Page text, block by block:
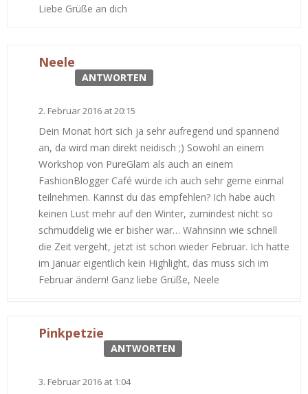
Liebe Grüße an dich
Neele
ANTWORTEN
2. Februar 2016 at 20:15
Dein Monat hört sich ja sehr aufregend und spannend
an, da wird man direkt neidisch ;) Sowohl an einem
Workshop von PureGlam als auch an einem
FashionBlogger Café würde ich auch sehr gerne einmal
teilnehmen. Kannst du das empfehlen? Ich habe auch
keinen Lust mehr auf den Winter, zumindest nicht so
schmuddelig wie er bisher war… Wahnsinn wie schnell
die Zeit vergeht, jetzt ist schon wieder Februar. Ich hatte
im Januar eigentlich kein Highlight, das muss sich im
Februar ändern! Ganz liebe Grüße, Neele
Pinkpetzie
ANTWORTEN
3. Februar 2016 at 1:04